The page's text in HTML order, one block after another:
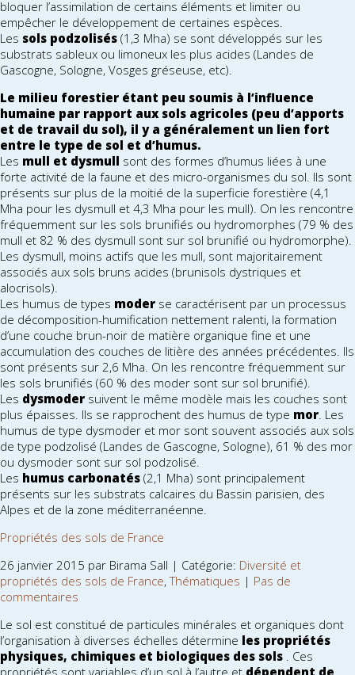
bloquer l’assimilation de certains éléments et limiter ou
empêcher le développement de certaines espèces.
Les sols podzolisés (1,3 Mha) se sont développés sur les
substrats sableux ou limoneux les plus acides (Landes de
Gascogne, Sologne, Vosges gréseuse, etc).
Le milieu forestier étant peu soumis à l’influence
humaine par rapport aux sols agricoles (peu d’apports
et de travail du sol), il y a généralement un lien fort
entre le type de sol et d’humus.
Les mull et dysmull sont des formes d’humus liées à une
forte activité de la faune et des micro-organismes du sol. Ils sont
présents sur plus de la moitié de la superficie forestière (4,1
Mha pour les dysmull et 4,3 Mha pour les mull). On les rencontre
fréquemment sur les sols brunifiés ou hydromorphes (79 % des
mull et 82 % des dysmull sont sur sol brunifié ou hydromorphe).
Les dysmull, moins actifs que les mull, sont majoritairement
associés aux sols bruns acides (brunisols dystriques et
alocrisols).
Les humus de types moder se caractérisent par un processus
de décomposition-humification nettement ralenti, la formation
d’une couche brun-noir de matière organique fine et une
accumulation des couches de litière des années précédentes. Ils
sont présents sur 2,6 Mha. On les rencontre fréquemment sur
les sols brunifiés (60 % des moder sont sur sol brunifié).
Les dysmoder suivent le même modèle mais les couches sont
plus épaisses. Ils se rapprochent des humus de type mor. Les
humus de type dysmoder et mor sont souvent associés aux sols
de type podzolisé (Landes de Gascogne, Sologne), 61 % des mor
ou dysmoder sont sur sol podzolisé.
Les humus carbonatés (2,1 Mha) sont principalement
présents sur les substrats calcaires du Bassin parisien, des
Alpes et de la zone méditerranéenne.
Propriétés des sols de France
26 janvier 2015 par Birama Sall | Catégorie: Diversité et
propriétés des sols de France,Thématiques | Pas de
commentaires
Le sol est constitué de particules minérales et organiques dont
l’organisation à diverses échelles détermine les propriétés
physiques, chimiques et biologiques des sols . Ces